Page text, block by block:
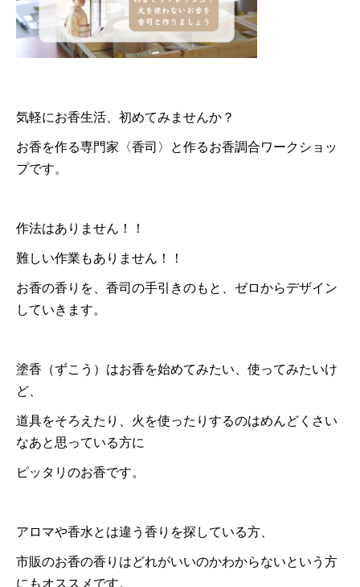
気軽にお香生活、初めてみませんか？
お香を作る専門家〈香司〉と作るお香調合ワークショッ
プです。
作法はありません！！
難しい作業もありません！！
お香の香りを、香司の手引きのもと、ゼロからデザイン
していきます。
塗香（ずこう）はお香を始めてみたい、使ってみたいけ
ど、
道具をそろえたり、火を使ったりするのはめんどくさい
なあと思っている方に
ピッタリのお香です。
アロマや香水とは違う香りを探している方、
市販のお香の香りはどれがいいのかわからないという方
にもオススメです。